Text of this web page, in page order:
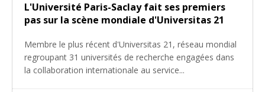
L'Université Paris-Saclay fait ses premiers
pas sur la scène mondiale d'Universitas 21
Membre le plus récent d'Universitas 21, réseau mondial
regroupant 31 universités de recherche engagées dans
la collaboration internationale au service...